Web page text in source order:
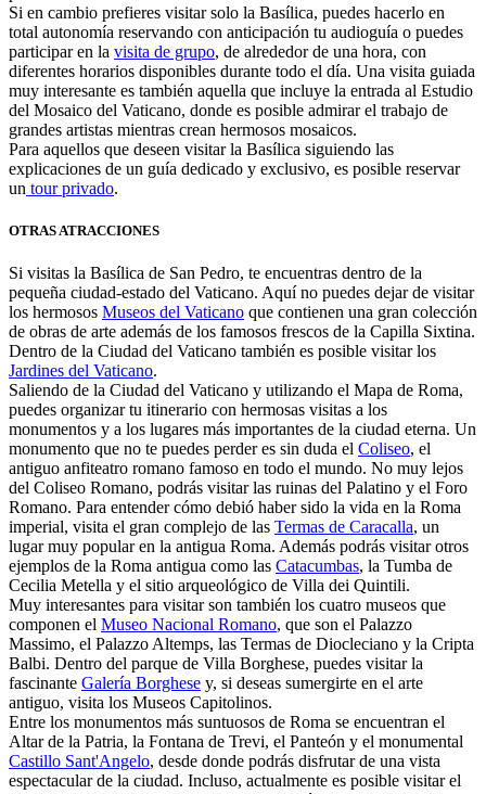
Si en cambio prefieres visitar solo la Basílica, puedes hacerlo en
total autonomía reservando con anticipación tu audioguía o puedes
participar en la visita de grupo, de alrededor de una hora, con
diferentes horarios disponibles durante todo el día. Una visita guiada
muy interesante es también aquella que incluye la entrada al Estudio
del Mosaico del Vaticano, donde es posible admirar el trabajo de
grandes artistas mientras crean hermosos mosaicos.
Para aquellos que deseen visitar la Basílica siguiendo las
explicaciones de un guía dedicado y exclusivo, es posible reservar
un tour privado.
OTRAS ATRACCIONES
Si visitas la Basílica de San Pedro, te encuentras dentro de la
pequeña ciudad-estado del Vaticano. Aquí no puedes dejar de visitar
los hermosos Museos del Vaticano que contienen una gran colección
de obras de arte además de los famosos frescos de la Capilla Sixtina.
Dentro de la Ciudad del Vaticano también es posible visitar los
Jardines del Vaticano.
Saliendo de la Ciudad del Vaticano y utilizando el Mapa de Roma,
puedes organizar tu itinerario con hermosas visitas a los
monumentos y a los lugares más importantes de la ciudad eterna. Un
monumento que no te puedes perder es sin duda el Coliseo, el
antiguo anfiteatro romano famoso en todo el mundo. No muy lejos
del Coliseo Romano, podrás visitar las ruinas del Palatino y el Foro
Romano. Para entender cómo debió haber sido la vida en la Roma
imperial, visita el gran complejo de las Termas de Caracalla, un
lugar muy popular en la antigua Roma. Además podrás visitar otros
ejemplos de la Roma antigua como las Catacumbas, la Tumba de
Cecilia Metella y el sitio arqueológico de Villa dei Quintili.
Muy interesantes para visitar son también los cuatro museos que
componen el Museo Nacional Romano, que son el Palazzo
Massimo, el Palazzo Altemps, las Termas de Diocleciano y la Cripta
Balbi. Dentro del parque de Villa Borghese, puedes visitar la
fascinante Galería Borghese y, si deseas sumergirte en el arte
antiguo, visita los Museos Capitolinos.
Entre los monumentos más suntuosos de Roma se encuentran el
Altar de la Patria, la Fontana de Trevi, el Panteón y el monumental
Castillo Sant'Angelo, desde donde podrás disfrutar de una vista
espectacular de la ciudad. Incluso, actualmente es posible visitar el